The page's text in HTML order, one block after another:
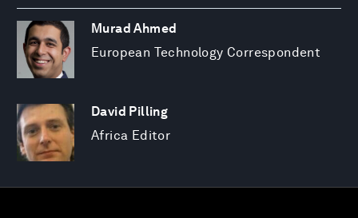
Murad Ahmed
European Technology Correspondent
David Pilling
Africa Editor